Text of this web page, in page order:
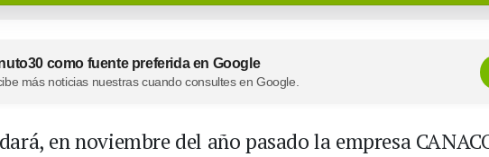
como fuente preferida en Google
más noticias nuestras cuando consultes en Google.
en noviembre del año pasado la empresa